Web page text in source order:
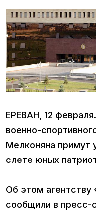
ЕРЕВАН, 12
военно-
Мелконяна примут
слете юных
Об этом
сообщили в пресс-